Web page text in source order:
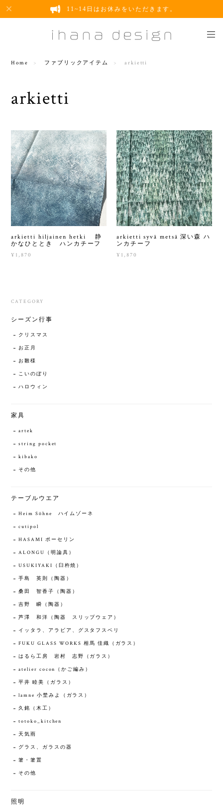
11~14日はお休みをいただきます。
Home ファブリックアイテム arkietti
arkietti
arkietti hiljainen hetki 静
かなひととき ハンカチーフ
¥1,870
arkietti syvä metsä 深い森 ハ
ンカチーフ
¥1,870
CATEGORY
シーズン行事
クリスマス
お正月
お雛様
こいのぼり
ハロウィン
家具
artek
string pocket
kibako
その他
テーブルウエア
Heim Söhne ハイムゾーネ
cutipol
HASAMI ポーセリン
ALONGU（明論具）
USUKIYAKI（臼杵焼）
手島 英則（陶器）
桑田 智香子（陶器）
吉野 瞬（陶器）
芦澤 和洋（陶器 スリップウェア）
イッタラ、アラビア、グスタフスベリ
FUKU GLASS WORKS 相馬 佳織（ガラス）
はるら工房 岩村 志野（ガラス）
atelier cocon（かご編み）
平井 睦美（ガラス）
lamne 小埜みよ（ガラス）
久銘（木工）
totoko_kitchen
天気雨
グラス、ガラスの器
箸・箸置
その他
照明